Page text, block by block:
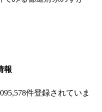
報
件登録されていま